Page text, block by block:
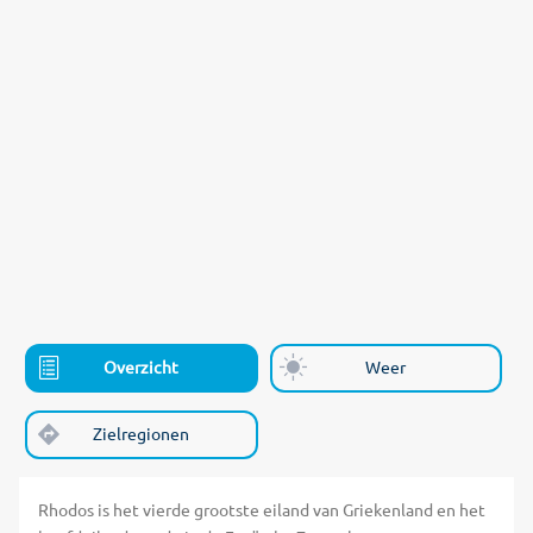
Overzicht Weer
Zielregionen
Rhodos is het vierde grootste eiland van Griekenland en het